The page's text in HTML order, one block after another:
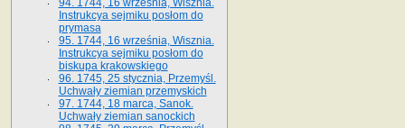
94. 1744, 16 września, Wisznia.
Instrukcya sejmiku posłom do
prymasa
95. 1744, 16 września, Wisznia.
Instrukcya sejmiku posłom do
biskupa krakowskiego
96. 1745, 25 stycznia, Przemyśl.
Uchwały ziemian przemyskich
97. 1744, 18 marca, Sanok.
Uchwały ziemian sanockich